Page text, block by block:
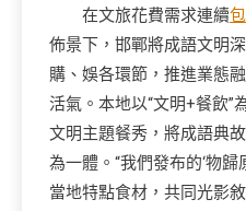
在文旅花費需求連續
佈景下，邯鄲將成語文明
購、娛各環節，推進業態融
活氣。本地以“文明+餐飲”
文明主題餐秀，將成語典
為一體。“我們發布的‘物歸
當地特點食材，共同光影